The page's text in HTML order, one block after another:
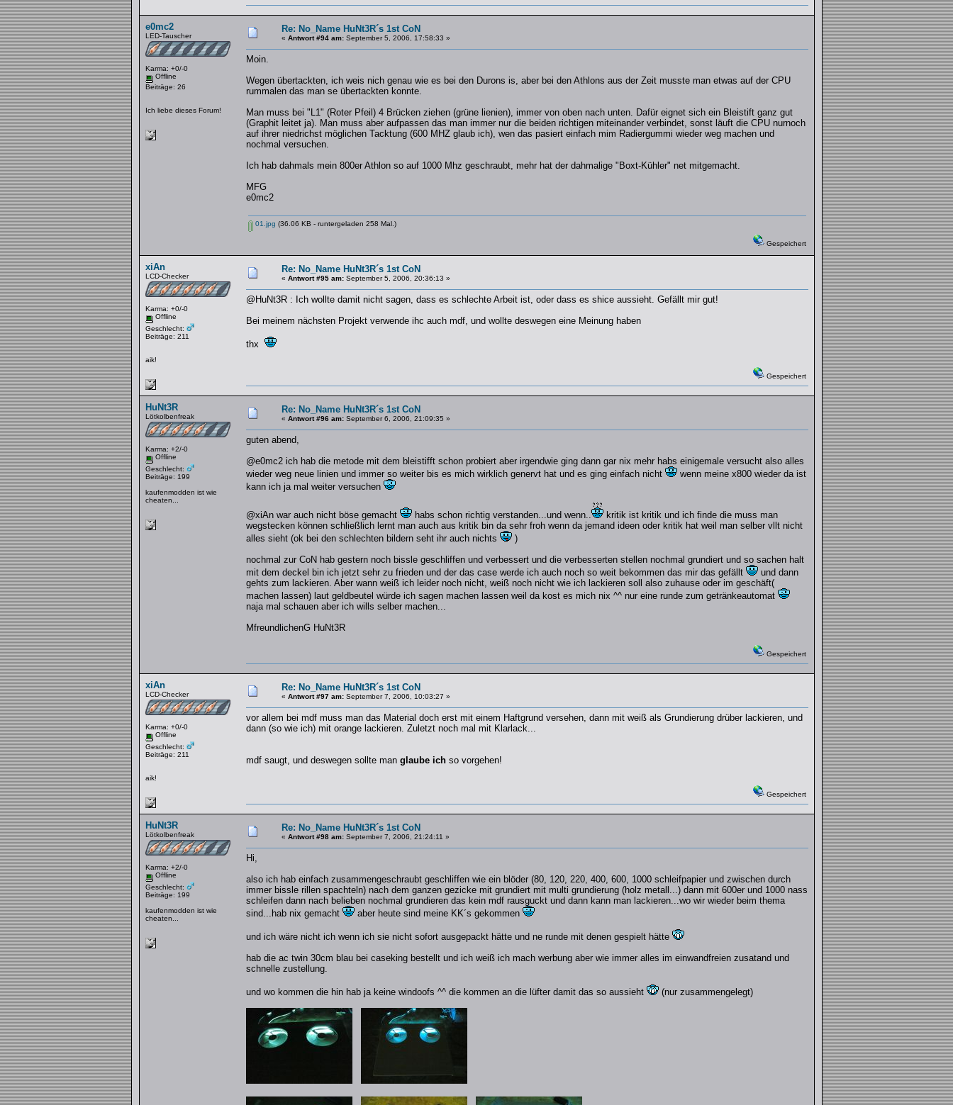
e0mc2
LED-Tauscher
Karma: +0/-0
Offline
Beiträge: 26
Ich liebe dieses Forum!
Re: No_Name HuNt3R´s 1st CoN
« Antwort #94 am:September 5, 2006, 17:58:33 »
Moin.
Wegen übertackten, ich weis nich genau wie es bei den Durons is, aber bei den Athlons aus der Zeit musste man etwas auf der CPU
rummalen das man se übertackten konnte.
Man muss bei "L1" (Roter Pfeil) 4 Brücken ziehen (grüne lienien), immer von oben nach unten. Dafür eignet sich ein Bleistift ganz gut
(Graphit leitet ja). Man muss aber aufpassen das man immer nur die beiden richtigen miteinander verbindet, sonst läuft die CPU nurnoch
auf ihrer niedrichst möglichen Tacktung (600 MHZ glaub ich), wen das pasiert einfach mim Radiergummi wieder weg machen und
nochmal versuchen.
Ich hab dahmals mein 800er Athlon so auf 1000 Mhz geschraubt, mehr hat der dahmalige "Boxt-Kühler" net mitgemacht.
MFG
e0mc2
01.jpg (36.06 KB - runtergeladen 258 Mal.)
Gespeichert
xiAn
LCD-Checker
Karma: +0/-0
Offline
Geschlecht:
Beiträge: 211
aik!
Re: No_Name HuNt3R´s 1st CoN
« Antwort #95 am:September 5, 2006, 20:36:13 »
@HuNt3R : Ich wollte damit nicht sagen, dass es schlechte Arbeit ist, oder dass es shice aussieht. Gefällt mir gut!
Bei meinem nächsten Projekt verwende ihc auch mdf, und wollte deswegen eine Meinung haben
thx
Gespeichert
HuNt3R
Lötkolbenfreak
Karma: +2/-0
Offline
Geschlecht:
Beiträge: 199
kaufenmodden ist wie
cheaten...
Re: No_Name HuNt3R´s 1st CoN
« Antwort #96 am:September 6, 2006, 21:09:35 »
guten abend,
@e0mc2 ich hab die metode mit dem bleistifft schon probiert aber irgendwie ging dann gar nix mehr habs einigemale versucht also alles
wieder weg neue linien und immer so weiter bis es mich wirklich genervt hat und es ging einfach nicht
wenn meine x800 wieder da ist
kann ich ja mal weiter versuchen
@xiAn war auch nicht böse gemacht habs schon richtig verstanden...und wenn..
kritik ist kritik und ich finde die muss man
wegstecken können schließlich lernt man auch aus kritik bin da sehr froh wenn da jemand ideen oder kritik hat weil man selber vllt nicht
alles sieht (ok bei den schlechten bildern seht ihr auch nichts
)
nochmal zur CoN hab gestern noch bissle geschliffen und verbessert und die verbesserten stellen nochmal grundiert und so sachen halt
mit dem deckel bin ich jetzt sehr zu frieden und der das case werde ich auch noch so weit bekommen das mir das gefällt
und dann
gehts zum lackieren. Aber wann weiß ich leider noch nicht, weiß noch nicht wie ich lackieren soll also zuhause oder im geschäft(
machen lassen) laut geldbeutel würde ich sagen machen lassen weil da kost es mich nix ^^ nur eine runde zum getränkeautomat
naja mal schauen aber ich wills selber machen...
MfreundlichenG HuNt3R
Gespeichert
xiAn
LCD-Checker
Karma: +0/-0
Offline
Geschlecht:
Beiträge: 211
aik!
Re: No_Name HuNt3R´s 1st CoN
« Antwort #97 am:September 7, 2006, 10:03:27 »
vor allem bei mdf muss man das Material doch erst mit einem Haftgrund versehen, dann mit weiß als Grundierung drüber lackieren, und
dann (so wie ich) mit orange lackieren. Zuletzt noch mal mit Klarlack...
mdf saugt, und deswegen sollte man glaube ich so vorgehen!
Gespeichert
HuNt3R
Lötkolbenfreak
Karma: +2/-0
Offline
Geschlecht:
Beiträge: 199
kaufenmodden ist wie
cheaten...
Re: No_Name HuNt3R´s 1st CoN
« Antwort #98 am:September 7, 2006, 21:24:11 »
Hi,
also ich hab einfach zusammengeschraubt geschliffen wie ein blöder (80, 120, 220, 400, 600, 1000 schleifpapier und zwischen durch
immer bissle rillen spachteln) nach dem ganzen gezicke mit grundiert mit multi grundierung (holz metall...) dann mit 600er und 1000 nass
schleifen dann nach belieben nochmal grundieren das kein mdf rausguckt und dann kann man lackieren...wo wir wieder beim thema
sind...hab nix gemacht
aber heute sind meine KK´s gekommen
und ich wäre nicht ich wenn ich sie nicht sofort ausgepackt hätte und ne runde mit denen gespielt hätte
hab die ac twin 30cm blau bei caseking bestellt und ich weiß ich mach werbung aber wie immer alles im einwandfreien zusatand und
schnelle zustellung.
und wo kommen die hin hab ja keine windoofs ^^ die kommen an die lüfter damit das so aussieht (nur zusammengelegt)